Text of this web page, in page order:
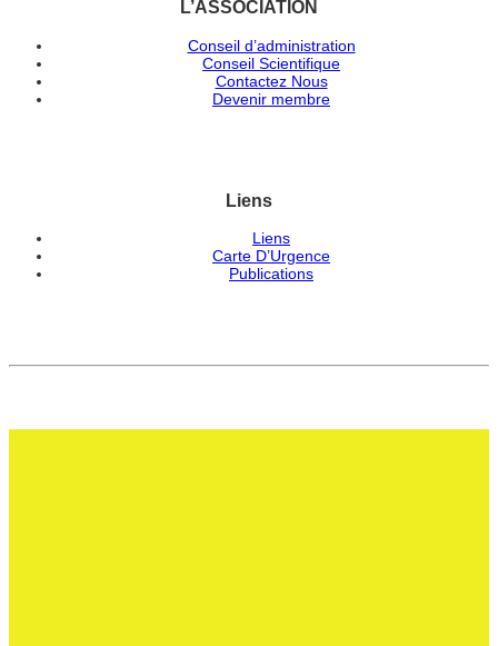
L’ASSOCIATION
Conseil d’administration
Conseil Scientifique
Contactez Nous
Devenir membre
Liens
Liens
Carte D’Urgence
Publications